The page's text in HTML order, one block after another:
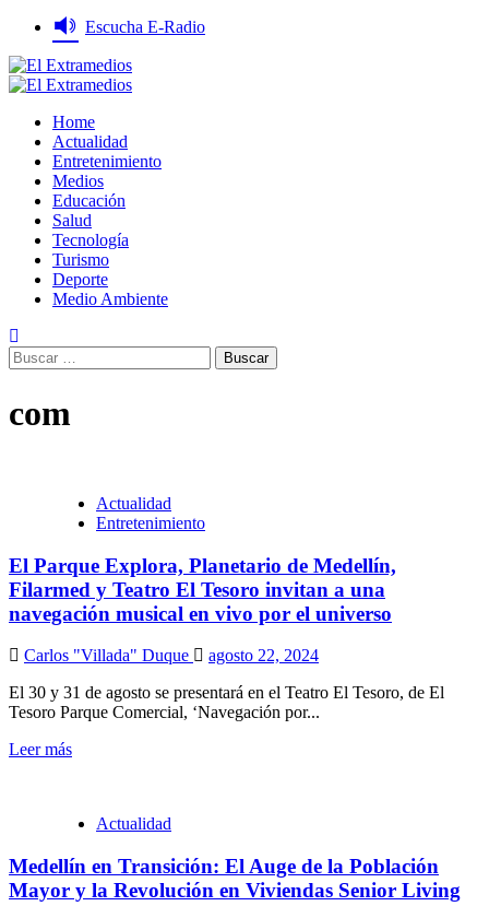
Saltar
contenido
Escucha E-Radio
Primary
Home
Actualidad
Entretenimiento
Medios
Educación
Salud
Tecnología
Turismo
Deporte
Medio Ambiente
Buscar:
com
Actualidad
Entretenimiento
El Parque Explora, Planetario de Medellín,
Filarmed y Teatro El Tesoro invitan a una
navegación musical en vivo por el universo
Carlos "Villada" Duque
agosto 22, 2024
El 30 y 31 de agosto se presentará en el Teatro El Tesoro, de El
Tesoro Parque Comercial, ‘Navegación por...
Leer más
Actualidad
Medellín en Transición: El Auge de la Población
Mayor y la Revolución en Viviendas Senior Living